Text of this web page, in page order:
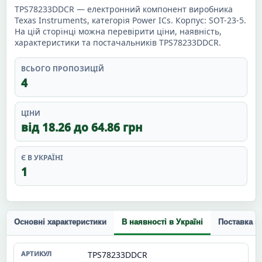
TPS78233DDCR — електронний компонент виробника
Texas Instruments, категорія Power ICs. Корпус: SOT-23-5.
На цій сторінці можна перевірити ціни, наявність,
характеристики та постачальників TPS78233DDCR.
ВСЬОГО ПРОПОЗИЦІЙ
4
ЦІНИ
від 18.26 до 64.86 грн
Є В УКРАЇНІ
1
Основні характеристики В наявності в Україні Поставка
TPS78233DDCR